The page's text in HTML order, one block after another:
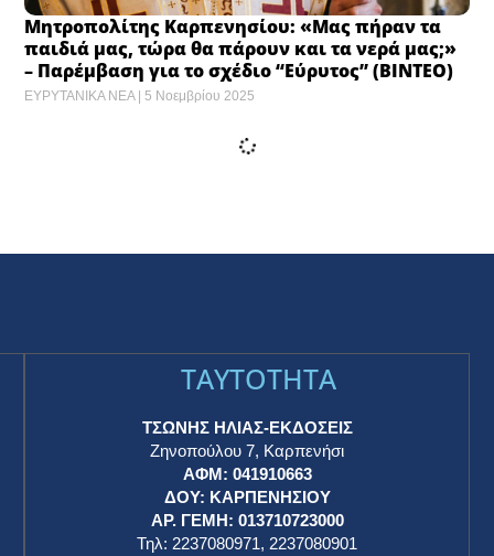
Μητροπολίτης Καρπενησίου: «Μας πήραν τα
παιδιά μας, τώρα θα πάρουν και τα νερά μας;»
– Παρέμβαση για το σχέδιο “Eύρυτος” (ΒΙΝΤΕΟ)
ΕΥΡΥΤΑΝΙΚΑ ΝΕΑ 5 Νοεμβρίου 2025
Έκτακτο Δημοτικό Συμβούλιο Καρπενησίου για
των ποταμών Καρπενησιώτη και Κρικελιώτη
2 Νοεμβρίου 2025